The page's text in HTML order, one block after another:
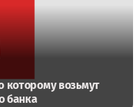
которому возьмут
банка